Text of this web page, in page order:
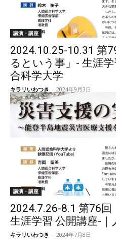
講演・講座
2024.10.25-10.31 第
るという事」- 生涯
合科学大学
キラリいわつき - 2024年9月3日
講演・講座
2024.7.26-8.1 第76
生涯学習 公開講座-｜
キラリいわつき - 2024年7月8日